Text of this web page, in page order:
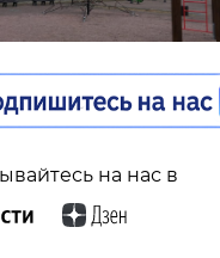
на нас в
на нас в
на нас в